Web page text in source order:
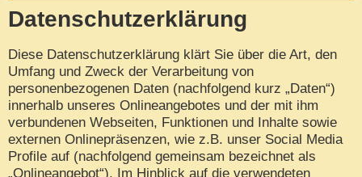
Datenschutzerklärung
Diese Datenschutzerklärung klärt Sie über die Art, den
Umfang und Zweck der Verarbeitung von
personenbezogenen Daten (nachfolgend kurz „Daten“)
innerhalb unseres Onlineangebotes und der mit ihm
verbundenen Webseiten, Funktionen und Inhalte sowie
externen Onlinepräsenzen, wie z.B. unser Social Media
Profile auf (nachfolgend gemeinsam bezeichnet als
„Onlineangebot“). Im Hinblick auf die verwendeten